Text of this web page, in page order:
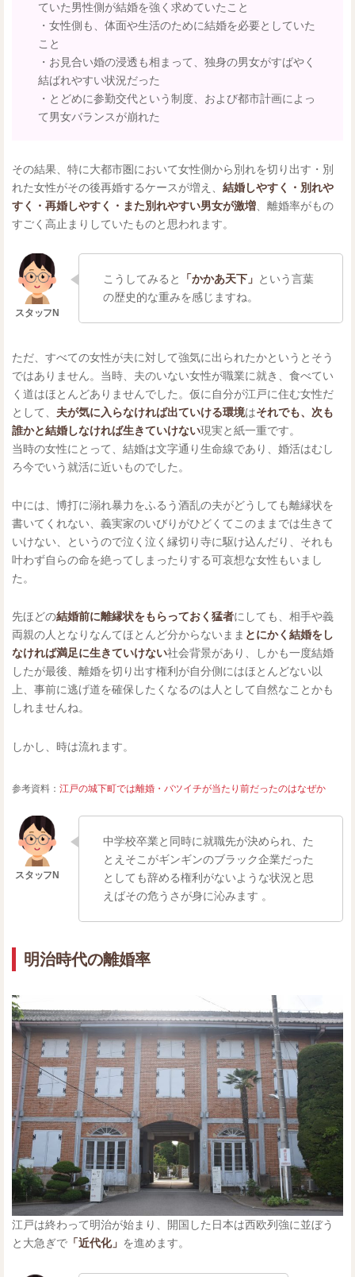
ていた男性側が結婚を強く求めていたこと
・女性側も、体面や生活のために結婚を必要としていた
こと
・お見合い婚の浸透も相まって、独身の男女がすばやく
結ばれやすい状況だった
・とどめに参勤交代という制度、および都市計画によっ
て男女バランスが崩れた
その結果、特に大都市圏において女性側から別れを切り出す・別
れた女性がその後再婚するケースが増え、 結婚しやすく・別れや
すく・再婚しやすく・また別れやすい男女が激増 、離婚率がもの
すごく高止まりしていたものと思われます。
こうしてみると 「かかあ天下」 という言葉
の歴史的な重みを感じますね。
ただ、すべての女性が夫に対して強気に出られたかというとそう
ではありません。当時、夫のいない女性が職業に就き、食べてい
く道はほとんどありませんでした。仮に自分が江戸に住む女性だ
として、 夫が気に入らなければ出ていける環境はそれでも、次も
誰かと結婚しなければ生きていけない現実と紙一重です。
当時の女性にとって、結婚は文字通り生命線であり、婚活はむし
ろ今でいう就活に近いものでした。
中には、博打に溺れ暴力をふるう酒乱の夫がどうしても離縁状を
書いてくれない、義実家のいびりがひどくてこのままでは生きて
いけない、というので泣く泣く縁切り寺に駆け込んだり、それも
叶わず自らの命を絶ってしまったりする可哀想な女性もいまし
た。
先ほどの結婚前に離縁状をもらっておく猛者にしても、相手や義
両親の人となりなんてほとんど分からないまま とにかく結婚をし
なければ満足に生きていけない社会背景があり、しかも一度結婚
したが最後、離婚を切り出す権利が自分側にはほとんどない以
上、事前に逃げ道を確保したくなるのは人として自然なことかも
しれませんね。
しかし、時は流れます。
参考資料： 江戸の城下町では離婚・バツイチが当たり前だったのはなぜか
中学校卒業と同時に就職先が決められ、た
とえそこがギンギンのブラック企業だった
としても辞める権利がないような状況と思
えばその危うさが身に沁みます 。
明治時代の離婚率
江戸は終わって明治が始まり、開国した日本は西欧列強に並ぼう
と大急ぎで 「近代化」 を進めます。